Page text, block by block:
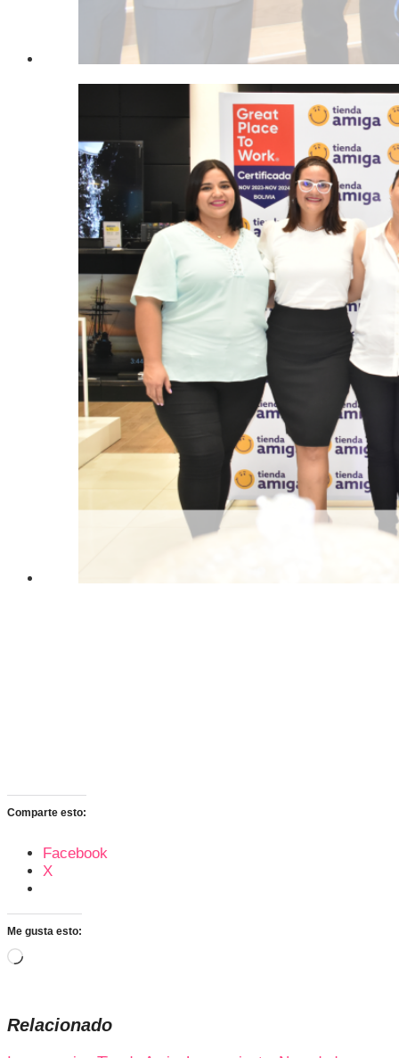
Comparte esto:
Facebook
X
Me gusta esto:
Cargando...
Relacionado